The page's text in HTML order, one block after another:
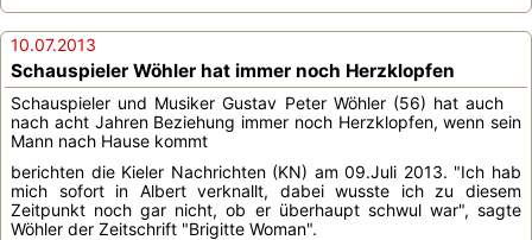
10.07.2013
Schauspieler Wöhler hat immer noch Herzklopfen
Schauspieler und Musiker Gustav Peter Wöhler (56) hat auch
nach acht Jahren Beziehung immer noch Herzklopfen, wenn sein
Mann nach Hause kommt
berichten die Kieler Nachrichten (KN) am 09.Juli 2013. "Ich hab
mich sofort in Albert verknallt, dabei wusste ich zu diesem
Zeitpunkt noch gar nicht, ob er überhaupt schwul war", sagte
Wöhler der Zeitschrift "Brigitte Woman".